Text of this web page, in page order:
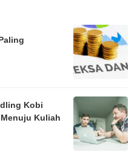
Kobi
Kuliah